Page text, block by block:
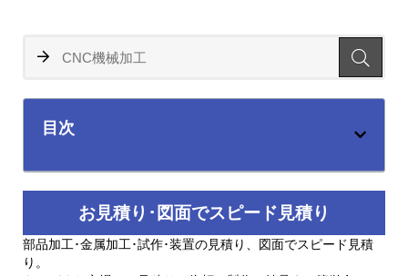
目次
お見積り･図面でスピード見積り
部品加工･金属加工･試作･装置の見積り、図面でスピード見積
り。